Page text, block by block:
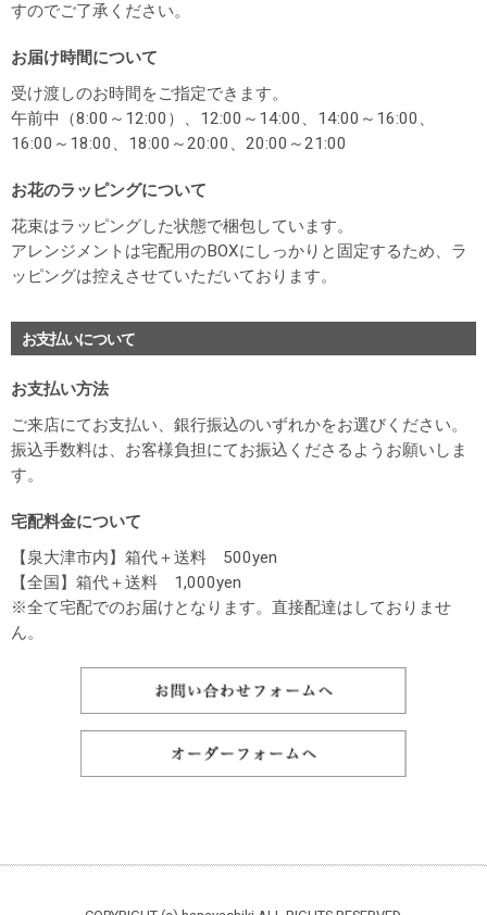
すのでご了承ください。
お届け時間について
受け渡しのお時間をご指定できます。
午前中（8:00～12:00）、12:00～14:00、14:00～16:00、
16:00～18:00、18:00～20:00、20:00～21:00
お花のラッピングについて
花束はラッピングした状態で梱包しています。
アレンジメントは宅配用のBOXにしっかりと固定するため、ラ
ッピングは控えさせていただいております。
お支払いについて
お支払い方法
ご来店にてお支払い、銀行振込のいずれかをお選びください。
振込手数料は、お客様負担にてお振込くださるようお願いしま
す。
宅配料金について
【泉大津市内】箱代＋送料 500yen
【全国】箱代＋送料 1,000yen
※全て宅配でのお届けとなります。直接配達はしておりませ
ん。